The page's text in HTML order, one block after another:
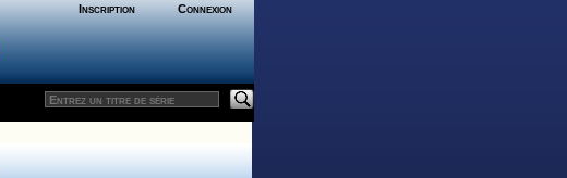
Inscription Connexion